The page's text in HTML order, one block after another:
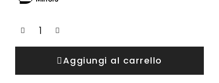
Aggiungi al carrello